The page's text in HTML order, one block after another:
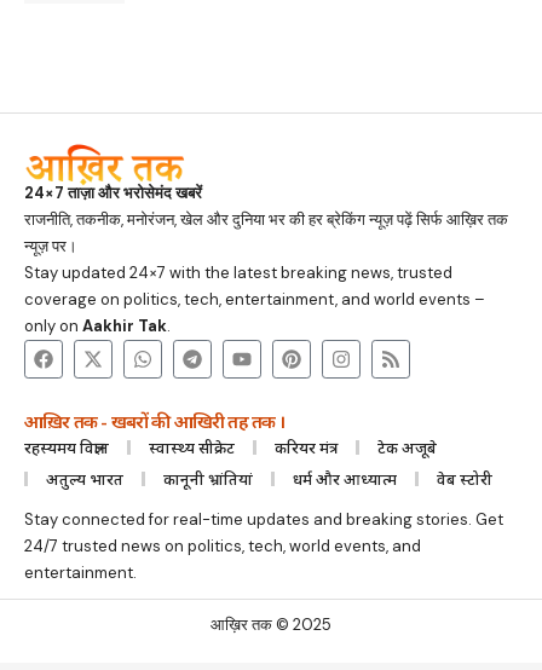
24×7 ताज़ा और भरोसेमंद खबरें
राजनीति, तकनीक, मनोरंजन, खेल और दुनिया भर की हर ब्रेकिंग न्यूज़ पढ़ें सिर्फ आख़िर तक
न्यूज़ पर।
Stay updated 24×7 with the latest breaking news, trusted
coverage on politics, tech, entertainment, and world events –
only on Aakhir Tak.
आख़िर तक - खबरों की आखिरी तह तक ।
रहस्यमय विज्ञान स्वास्थ्य सीक्रेट करियर मंत्र
टेक अजूबे
अतुल्य भारत
कानूनी भ्रांतियां धर्म और आध्यात्म वेब स्टोरी
Stay connected for real-time updates and breaking stories. Get
24/7 trusted news on politics, tech, world events, and
entertainment.
आख़िर तक © 2025